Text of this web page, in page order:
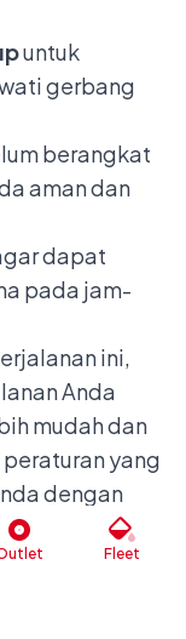
untuk
gerbang
berangkat
aman dan
dapat
pada jam-
ini,
Anda
mudah dan
yang
dengan
terbaru Jalan
Fleet